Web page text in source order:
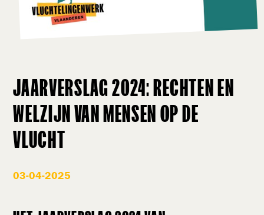
JAARVERSLAG 2024: RECHTEN EN
WELZIJN VAN MENSEN OP DE
VLUCHT
03-04-2025